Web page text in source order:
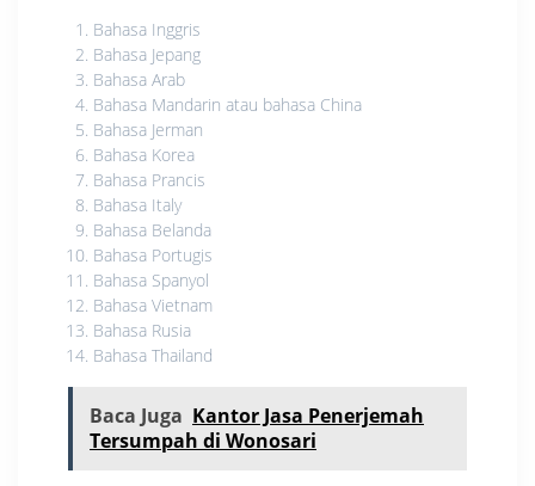
Bahasa Inggris
Bahasa Jepang
Bahasa Arab
Bahasa Mandarin atau bahasa China
Bahasa Jerman
Bahasa Korea
Bahasa Prancis
Bahasa Italy
Bahasa Belanda
Bahasa Portugis
Bahasa Spanyol
Bahasa Vietnam
Bahasa Rusia
Bahasa Thailand
Baca Juga Kantor Jasa Penerjemah
Tersumpah di Wonosari